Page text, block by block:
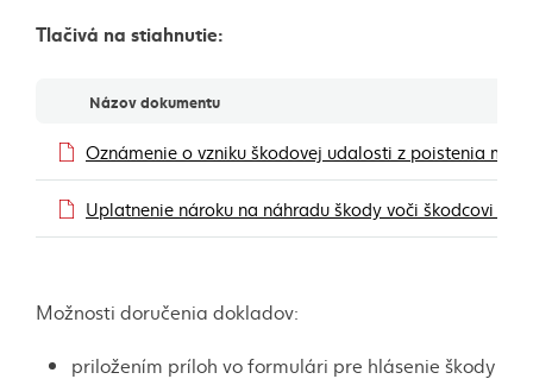
Tlačivá na stiahnutie:
DokumentyNázov dokumentu
Oznámenie o vzniku škodovej udalosti z poistenia
Uplatnenie nároku na náhradu škody voči škodcovi –
Možnosti doručenia dokladov:
priložením príloh vo formulári pre hlásenie škody